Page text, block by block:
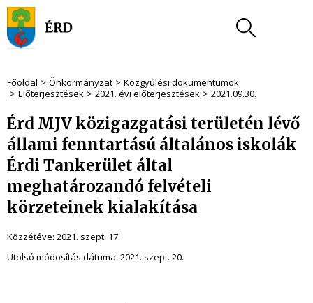
Főoldal Önkormányzat
Közgyűlési dokumentumok
Előterjesztések
2021. évi előterjesztések 2021.09.30.
Érd MJV közigazgatási területén lévő
állami fenntartású általános iskolák
Érdi Tankerület által
meghatározandó felvételi
körzeteinek kialakítása
Közzétéve: 2021. szept. 17.
Utolsó módosítás dátuma: 2021. szept. 20.